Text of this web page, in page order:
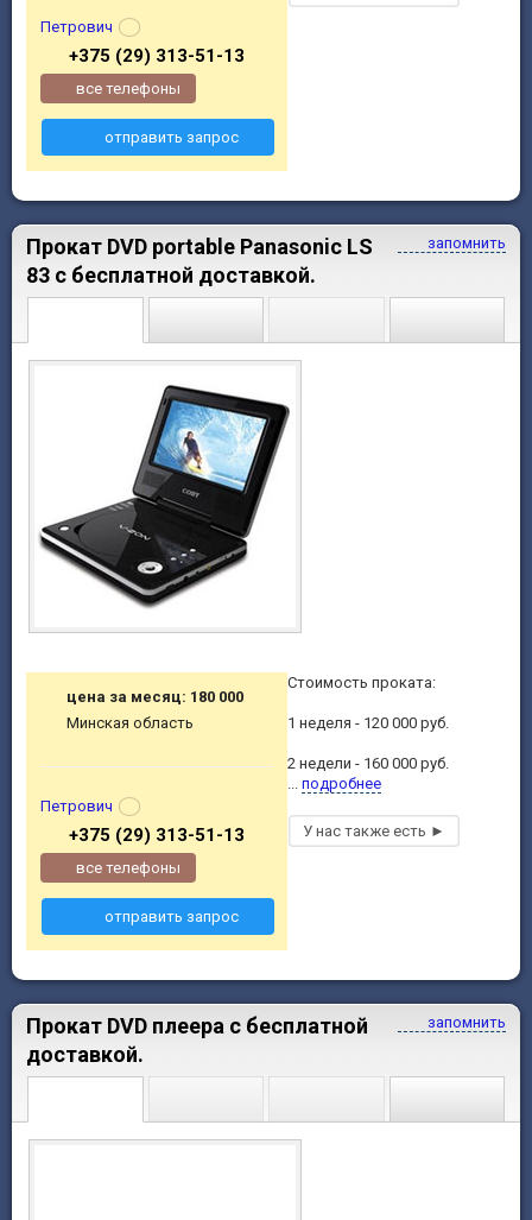
Петрович
+375 (29) 313-51-13
все телефоны
отправить запрос
запомнить
Прокат DVD portable Panasonic LS
83 c бесплатной доставкой.
Стоимость проката:
1 неделя - 120 000 руб.
2 недели - 160 000 руб.
подробнее
цена за месяц: 180 000
Минская область
Петрович
+375 (29) 313-51-13
все телефоны
отправить запрос
запомнить
Прокат DVD плеера с бесплатной
доставкой.